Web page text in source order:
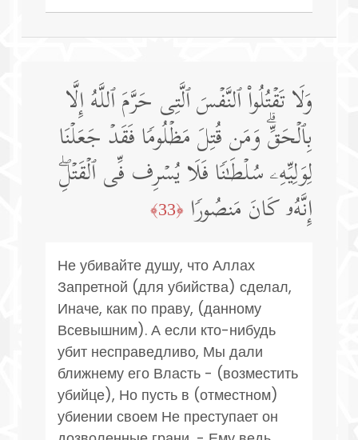
وَلَا تَقۡتُلُوا۟ ٱلنَّفۡسَ ٱلَّتِی حَرَّمَ ٱللَّهُ إِلَّا
بِٱلۡحَقِّۗ وَمَن قُتِلَ مَظۡلُومࣰا فَقَدۡ جَعَلۡنَا
لِوَلِیِّهِۦ سُلۡطَـٰنࣰا فَلَا یُسۡرِف فِّی ٱلۡقَتۡلِۖ
إِنَّهُۥ كَانَ مَنصُورࣰا ﴿33﴾
Не убивайте душу, что Аллах
Запретной (для убийства) сделал,
Иначе, как по праву, (данному
Всевышним). А если кто-нибудь
убит несправедливо, Мы дали
ближнему его Власть - (возместить
убийце), Но пусть в (отместном)
убиении своем Не преступает он